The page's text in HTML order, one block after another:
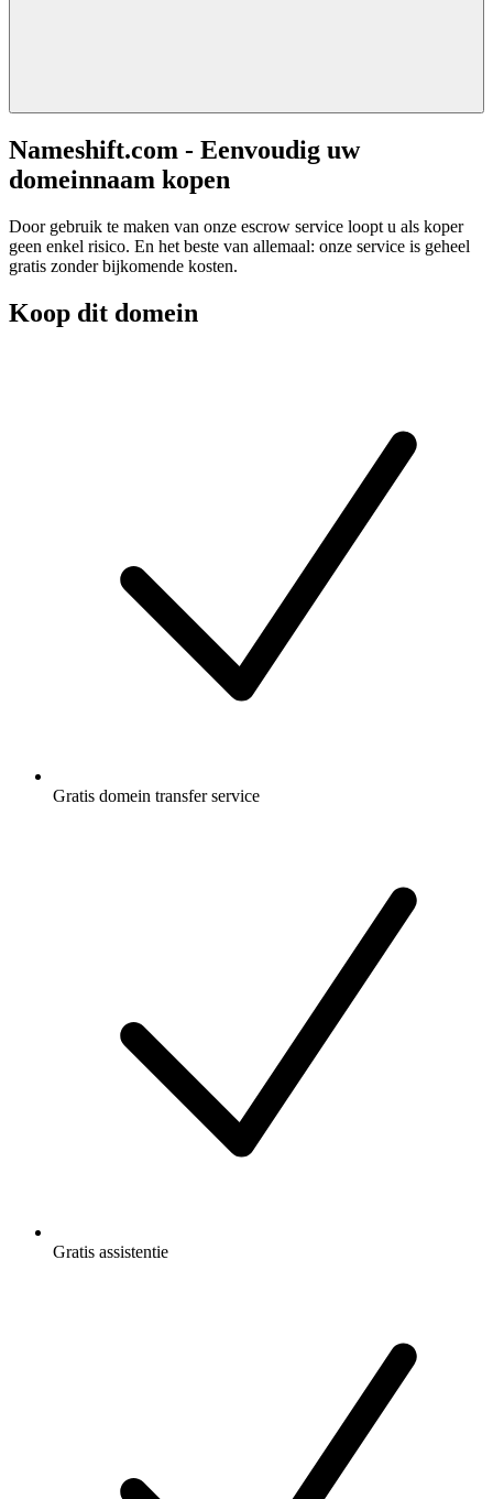
Nameshift.com - Eenvoudig uw
domeinnaam kopen
Door gebruik te maken van onze escrow service loopt u als koper
geen enkel risico. En het beste van allemaal: onze service is geheel
gratis zonder bijkomende kosten.
Koop dit domein
Gratis domein transfer service
Gratis assistentie